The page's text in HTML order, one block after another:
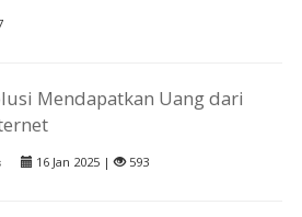
Mendapatkan Uang dari
16 Jan 2025 | 593